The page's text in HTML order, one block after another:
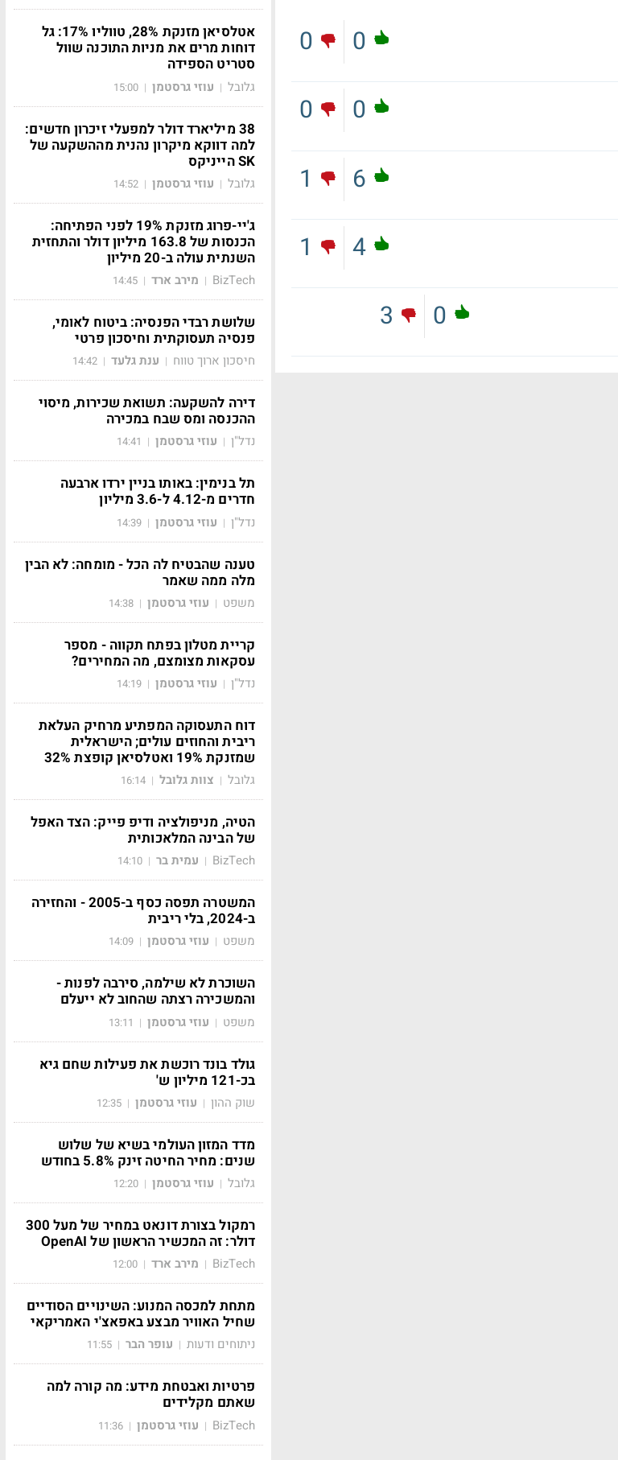
0
0
0
0
6
1
4
1
0
3
אטלסיאן מזנקת 28%, טווליו 17%: גל
דוחות מרים את מניות התוכנה שוול
סטריט הספידה
גלובל | עוזי גרסטמן |
15:00
38 מיליארד דולר למפעלי זיכרון חדשים:
למה דווקא מיקרון נהנית מההשקעה של
SK הייניקס
גלובל | עוזי גרסטמן |
14:52
ג'יי-פרוג מזנקת 19% לפני הפתיחה:
הכנסות של 163.8 מיליון דולר והתחזית
השנתית עולה ב-20 מיליון
BizTech
| מירב ארד |
14:45
שלושת רבדי הפנסיה: ביטוח לאומי,
פנסיה תעסוקתית וחיסכון פרטי
חיסכון ארוך טווח | ענת גלעד |
14:42
דירה להשקעה: תשואת שכירות, מיסוי
ההכנסה ומס שבח במכירה
נדל"ן | עוזי גרסטמן |
14:41
תל בנימין: באותו בניין ירדו ארבעה
חדרים מ-4.12 ל-3.6 מיליון
נדל"ן | עוזי גרסטמן |
14:39
טענה שהבטיח לה הכל - מומחה: לא הבין
מלה ממה שאמר
משפט | עוזי גרסטמן |
14:38
קריית מטלון בפתח תקווה - מספר
עסקאות מצומצם, מה המחירים?
נדל"ן | עוזי גרסטמן |
14:19
דוח התעסוקה המפתיע מרחיק העלאת
ריבית והחוזים עולים; הישראלית
שמזנקת 19% ואטלסיאן קופצת 32%
גלובל | צוות גלובל |
16:14
הטיה, מניפולציה ודיפ פייק: הצד האפל
של הבינה המלאכותית
BizTech
| עמית בר |
14:10
המשטרה תפסה כסף ב-2005 - והחזירה
ב-2024, בלי ריבית
משפט | עוזי גרסטמן |
14:09
השוכרת לא שילמה, סירבה לפנות -
והמשכירה רצתה שהחוב לא ייעלם
משפט | עוזי גרסטמן |
13:11
גולד בונד רוכשת את פעילות שחם גיא
בכ-121 מיליון ש'
שוק ההון | עוזי גרסטמן |
12:35
מדד המזון העולמי בשיא של שלוש
שנים: מחיר החיטה זינק 5.8% בחודש
גלובל | עוזי גרסטמן |
12:20
רמקול בצורת דונאט במחיר של מעל 300
דולר: זה המכשיר הראשון של OpenAI
BizTech
| מירב ארד |
12:00
מתחת למכסה המנוע: השינויים הסודיים
שחיל האוויר מבצע באפאצ'י האמריקאי
ניתוחים ודעות | עופר הבר |
11:55
פרטיות ואבטחת מידע: מה קורה למה
שאתם מקלידים
BizTech
| עוזי גרסטמן |
11:36